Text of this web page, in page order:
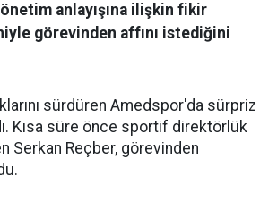
anlayışına ilişkin fikir
görevinden affını istediğini
sürdüren Amedspor'da sürpriz
Kısa süre önce sportif direktörlük
Serkan Reçber, görevinden